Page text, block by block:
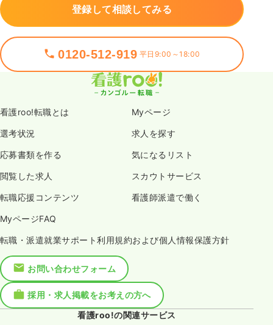
登録して相談してみる
0120-512-919 平日9:00～18:00
看護roo!転職とは Myページ
選考状況 求人を探す
応募書類を作る 気になるリスト
閲覧した求人 スカウトサービス
転職応援コンテンツ 看護師派遣で働く
MyページFAQ
転職・派遣就業サポート利用規約および個人情報保護方針
お問い合わせフォーム
採用・求人掲載をお考えの方へ
看護roo!の関連サービス